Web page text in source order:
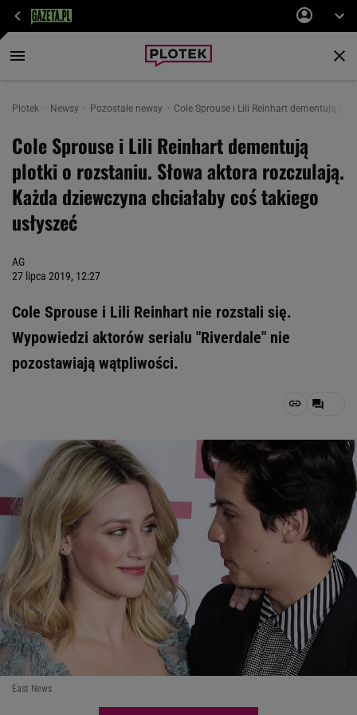
Plotek Newsy Pozostałe newsy Cole Sprouse i Lili Reinhart dementują
Cole Sprouse i Lili Reinhart dementują
plotki o rozstaniu. Słowa aktora rozczulają.
Każda dziewczyna chciałaby coś takiego
usłyszeć
AG
27 lipca 2019, 12:27
Cole Sprouse i Lili Reinhart nie rozstali się.
Wypowiedzi aktorów serialu "Riverdale" nie
pozostawiają wątpliwości.
East News